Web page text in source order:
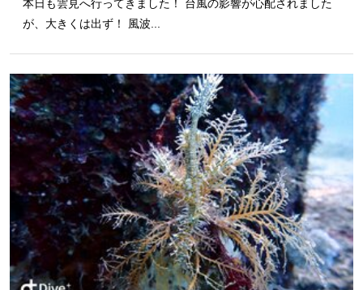
本日も雲見へ行ってきました！ 台風の影響が心配されました
が、大きくは出ず！ 風波...